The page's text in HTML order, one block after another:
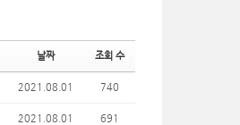
날짜 조회 수
2021.08.01 740
2021.08.01 691